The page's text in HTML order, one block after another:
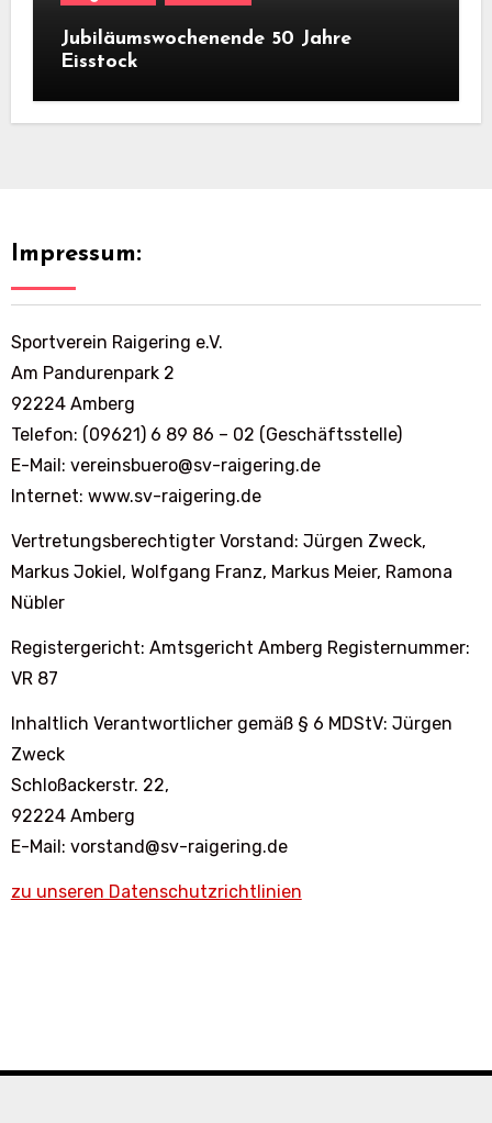
Jubiläumswochenende 50 Jahre
Eisstock
Impressum:
Sportverein Raigering e.V.
Am Pandurenpark 2
92224 Amberg
Telefon: (09621) 6 89 86 – 02 (Geschäftsstelle)
E-Mail: vereinsbuero@sv-raigering.de
Internet: www.sv-raigering.de
Vertretungsberechtigter Vorstand: Jürgen Zweck,
Markus Jokiel, Wolfgang Franz, Markus Meier, Ramona
Nübler
Registergericht: Amtsgericht Amberg Registernummer:
VR 87
Inhaltlich Verantwortlicher gemäß § 6 MDStV: Jürgen
Zweck
Schloßackerstr. 22,
92224 Amberg
E-Mail: vorstand@sv-raigering.de
zu unseren Datenschutzrichtlinien